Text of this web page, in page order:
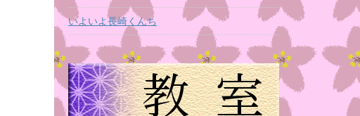
いよいよ長崎くんち